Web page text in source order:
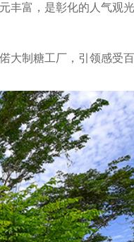
丰富，是彰化的人气观
大制糖工厂，引领感受